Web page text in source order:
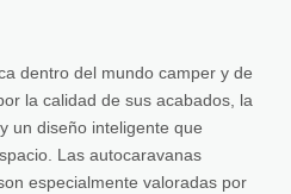
dentro del mundo camper y de
la calidad de sus acabados, la
un diseño inteligente que
Las autocaravanas
especialmente valoradas por